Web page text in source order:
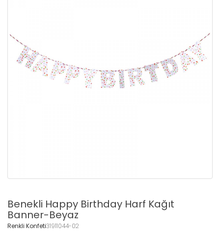
Benekli Happy Birthday Harf Kağıt
Banner-Beyaz
Renkli Konfeti31911044-02